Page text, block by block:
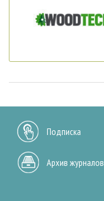
Подписка
Архив журналов